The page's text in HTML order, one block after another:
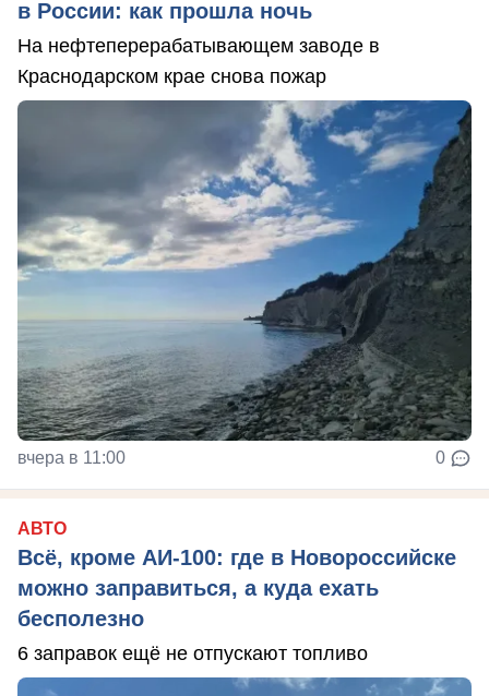
в России: как прошла ночь
На нефтеперерабатывающем заводе в
Краснодарском крае снова пожар
вчера в 11:00 0
АВТО
Всё, кроме АИ-100: где в Новороссийске
можно заправиться, а куда ехать
бесполезно
6 заправок ещё не отпускают топливо